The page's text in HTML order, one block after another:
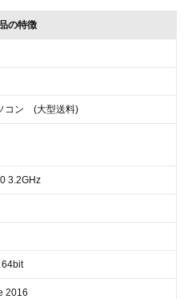
の特徴
コン (大型送料)
3.2GHz
64bit
2016